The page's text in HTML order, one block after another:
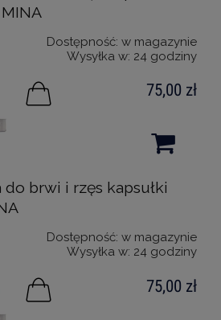
Dostępność: w magazynie
Wysyłka w: 24 godziny
75,00 zł
brwi i rzęs kapsułki
Dostępność: w magazynie
Wysyłka w: 24 godziny
75,00 zł